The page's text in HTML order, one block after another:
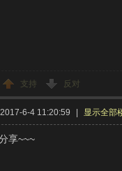
支持 反对
6-4 11:20:59 显示全部
享~~~